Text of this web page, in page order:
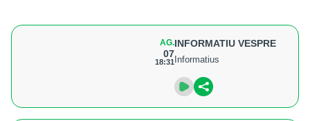
AG.
07
18:31
INFORMATIU VESPRE
Informatius